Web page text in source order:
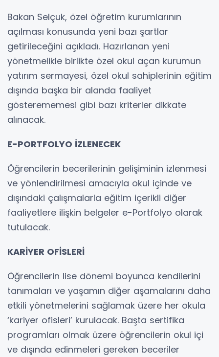
Bakan Selçuk, özel öğretim kurumlarının
açılması konusunda yeni bazı şartlar
getirileceğini açıkladı. Hazırlanan yeni
yönetmelikle birlikte özel okul açan kurumun
yatırım sermayesi, özel okul sahiplerinin eğitim
dışında başka bir alanda faaliyet
gösterememesi gibi bazı kriterler dikkate
alınacak.
E-PORTFOLYO İZLENECEK
Öğrencilerin becerilerinin gelişiminin izlenmesi
ve yönlendirilmesi amacıyla okul içinde ve
dışındaki çalışmalarla eğitim içerikli diğer
faaliyetlere ilişkin belgeler e-Portfolyo olarak
tutulacak.
KARİYER OFİSLERİ
Öğrencilerin lise dönemi boyunca kendilerini
tanımaları ve yaşamın diğer aşamalarını daha
etkili yönetmelerini sağlamak üzere her okula
‘kariyer ofisleri’ kurulacak. Başta sertifika
programları olmak üzere öğrencilerin okul içi
ve dışında edinmeleri gereken beceriler